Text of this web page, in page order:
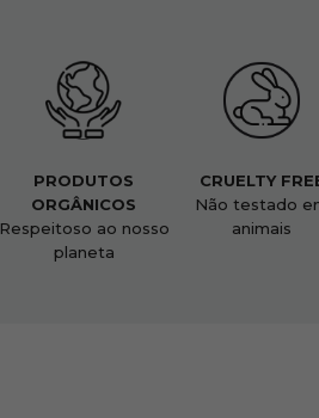
PRODUTOS
ORGÂNICOS
Respeitoso ao nosso
planeta
CRUELTY
Não testado
animais